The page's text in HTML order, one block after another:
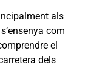
als
com
el
dels